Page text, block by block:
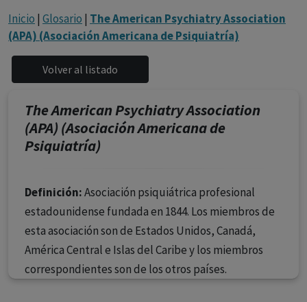
fármacos se facilita a título meramente informativo,
facultados prescribir medicamentos y decidir, en cada
caso concreto, el tratamiento más adecuado a las
necesidades del paciente.
Inicio | Glosario | The American Psychiatry Association
(APA) (Asociación Americana de Psiquiatría)
The American Psychiatry Association
(APA) (Asociación Americana de
Psiquiatría)
Definición:Asociación psiquiátrica profesional
estadounidense fundada en 1844. Los miembros de
esta asociación son de Estados Unidos, Canadá,
América Central e Islas del Caribe y los miembros
correspondientes son de los otros países.